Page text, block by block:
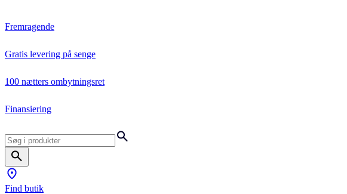
Fremragende
Gratis levering på senge
100 nætters ombytningsret
Finansiering
Find butik